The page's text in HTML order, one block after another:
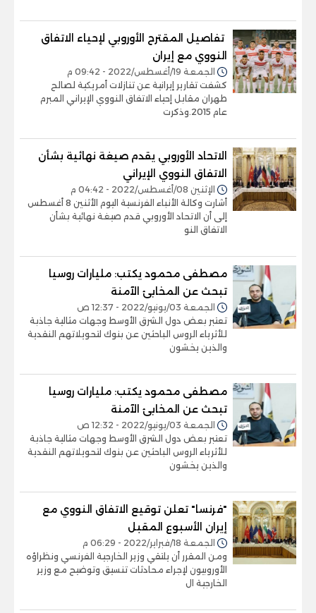
تفاصيل المقترح الأوروبي لإحياء الاتفاق
النووي مع إيران
الجمعة 19/أغسطس/2022 - 09:42 م
كشفت تقارير إيرانية عن تنازلات أمريكية لصالح
طهران مقابل إحياء الاتفاق النووي الإيراني المبرم
عام 2015.وذكرت
الاتحاد الأوروبي يقدم صيغة نهائية بشأن
الاتفاق النووي الإيراني
الإثنين 08/أغسطس/2022 - 04:42 م
أشارت وكالة الأنباء الفرنسية اليوم الأثنين 8 أغسطس
إلى أن الاتحاد الأوروبي قدم صيغة نهائية بشأن
الاتفاق النو
مصطفى محمود يكتب: مليارات روسيا
تبحث عن المخابئ الآمنة
الجمعة 03/يونيو/2022 - 12:37 ص
تعتبر بعض دول الشرق الأوسط وجهات مثالية جاذبة
للأثرياء الروس الباحثين عن بنوك لتحويلاتهم النقدية
والذين يخشون
مصطفى محمود يكتب: مليارات روسيا
تبحث عن المخابئ الآمنة
الجمعة 03/يونيو/2022 - 12:32 ص
تعتبر بعض دول الشرق الأوسط وجهات مثالية جاذبة
للأثرياء الروس الباحثين عن بنوك لتحويلاتهم النقدية
والذين يخشون
"فرنسا" تعلن توقيع الاتفاق النووي مع
إيران الأسبوع المقبل
الجمعة 18/فبراير/2022 - 06:29 م
ومن المقرر أن يلتقي وزير الخارجية الفرنسي ونظراؤه
الأوروبيون لإجراء محادثات تنسيق وتوضيح مع وزير
الخارجية ال